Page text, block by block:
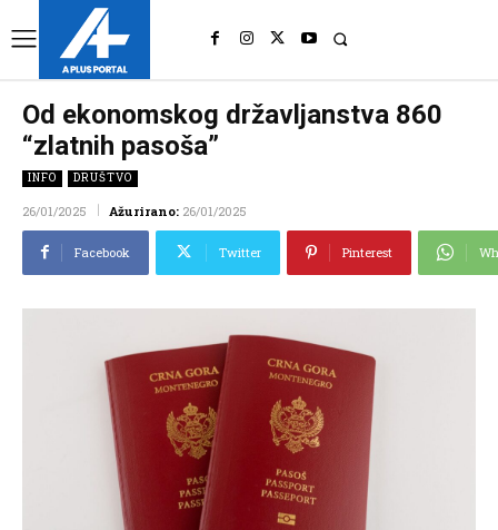
Od ekonomskog državljanstva 860
“zlatnih pasoša”
INFO DRUŠTVO
26/01/2025 Ažurirano: 26/01/2025
Facebook Twitter Pinterest